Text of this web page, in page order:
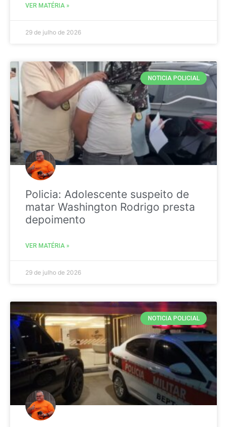
VER MATÉRIA »
29 de julho de 2026
NOTICIA POLICIAL
Policia: Adolescente suspeito de
matar Washington Rodrigo presta
depoimento
VER MATÉRIA »
29 de julho de 2026
NOTICIA POLICIAL